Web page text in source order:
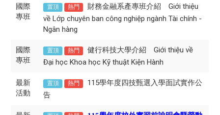
國際
專班
置頂 熱門
財務金融系產專班介紹 Giới thiệu
về Lớp chuyên ban công nghiệp ngành Tài chính -
Ngân hàng
國際
專班
置頂 熱門
健行科技大學介紹 ​Giới thiệu về
Đại học Khoa học Kỹ thuật Kiện Hành
最新
活動
置頂 熱門
115學年度四技甄選入學面試實作公
告